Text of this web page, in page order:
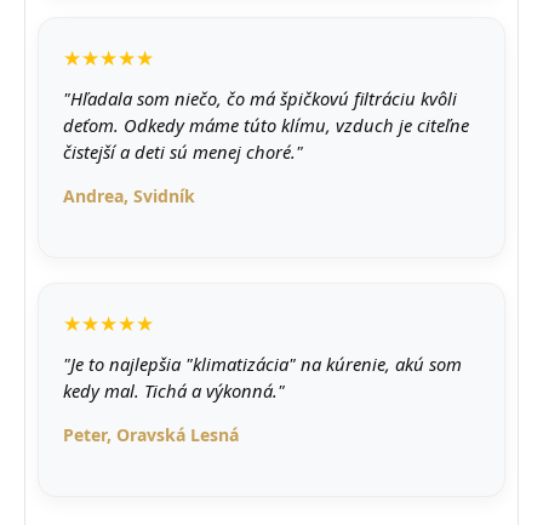
★★★★★
"Hľadala som niečo, čo má špičkovú filtráciu kvôli
deťom. Odkedy máme túto klímu, vzduch je citeľne
čistejší a deti sú menej choré."
Andrea, Svidník
★★★★★
"Je to najlepšia "klimatizácia" na kúrenie, akú som
kedy mal. Tichá a výkonná."
Peter, Oravská Lesná